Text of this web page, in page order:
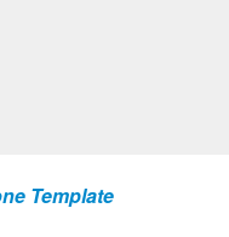
Template